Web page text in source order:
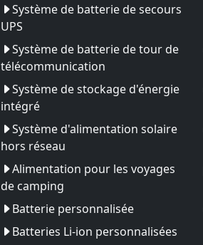
Système de batterie de secours
UPS
Système de batterie de tour de
télécommunication
Système de stockage d'énergie
intégré
Système d'alimentation solaire
hors réseau
Alimentation pour les voyages
de camping
Batterie personnalisée
Batteries Li-ion personnalisées